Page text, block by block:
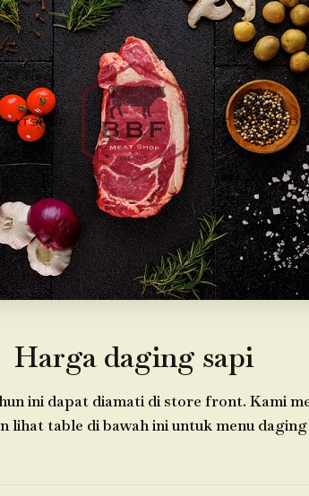
Harga daging sapi
ini dapat diamati di store front. Kami
lihat table di bawah ini untuk menu